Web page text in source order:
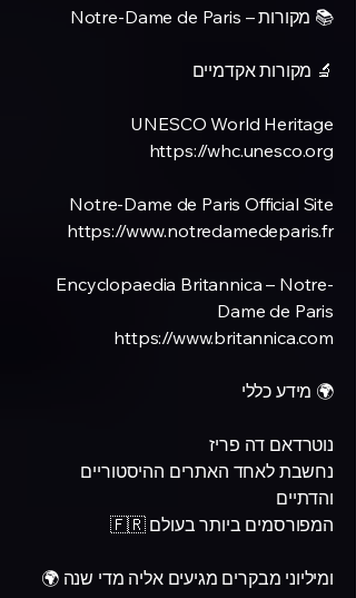
📚 מקורות – Notre-Dame de Paris
🔬 מקורות אקדמיים
UNESCO World Heritage
https://whc.unesco.org
Notre-Dame de Paris Official Site
https://www.notredamedeparis.fr
Encyclopaedia Britannica – Notre-
Dame de Paris
https://www.britannica.com
🌍 מידע כללי
נוטרדאם דה פריז
נחשבת לאחד האתרים ההיסטוריים
והדתיים
המפורסמים ביותר בעולם 🇫🇷
ומיליוני מבקרים מגיעים אליה מדי שנה 🌍